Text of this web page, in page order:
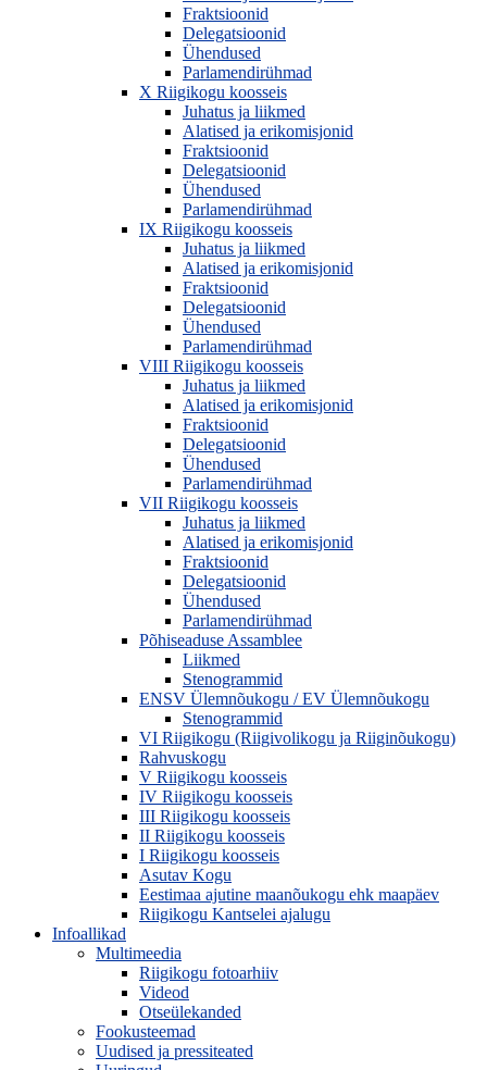
Fraktsioonid
Delegatsioonid
Ühendused
Parlamendirühmad
X Riigikogu koosseis
Juhatus ja liikmed
Alatised ja erikomisjonid
Fraktsioonid
Delegatsioonid
Ühendused
Parlamendirühmad
IX Riigikogu koosseis
Juhatus ja liikmed
Alatised ja erikomisjonid
Fraktsioonid
Delegatsioonid
Ühendused
Parlamendirühmad
VIII Riigikogu koosseis
Juhatus ja liikmed
Alatised ja erikomisjonid
Fraktsioonid
Delegatsioonid
Ühendused
Parlamendirühmad
VII Riigikogu koosseis
Juhatus ja liikmed
Alatised ja erikomisjonid
Fraktsioonid
Delegatsioonid
Ühendused
Parlamendirühmad
Põhiseaduse Assamblee
Liikmed
Stenogrammid
ENSV Ülemnõukogu / EV Ülemnõukogu
Stenogrammid
VI Riigikogu (Riigivolikogu ja Riiginõukogu)
Rahvuskogu
V Riigikogu koosseis
IV Riigikogu koosseis
III Riigikogu koosseis
II Riigikogu koosseis
I Riigikogu koosseis
Asutav Kogu
Eestimaa ajutine maanõukogu ehk maapäev
Riigikogu Kantselei ajalugu
Infoallikad
Multimeedia
Riigikogu fotoarhiiv
Videod
Otseülekanded
Fookusteemad
Uudised ja pressiteated